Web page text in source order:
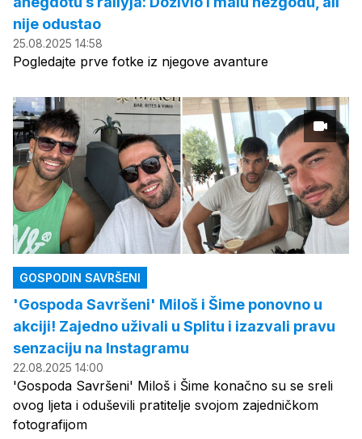
nije odustao
25.08.2025 14:58
Pogledajte prve fotke iz njegove avanture
GOSPODIN SAVRŠENI
'Gospoda Savršeni' Miloš i Šime ponovno u
akciji! Zajedno uživali u Splitu i izazvali pravu
senzaciju na Instagramu
22.08.2025 14:00
'Gospoda Savršeni' Miloš i Šime konačno su se sreli
ovog ljeta i oduševili pratitelje svojom zajedničkom
fotografijom